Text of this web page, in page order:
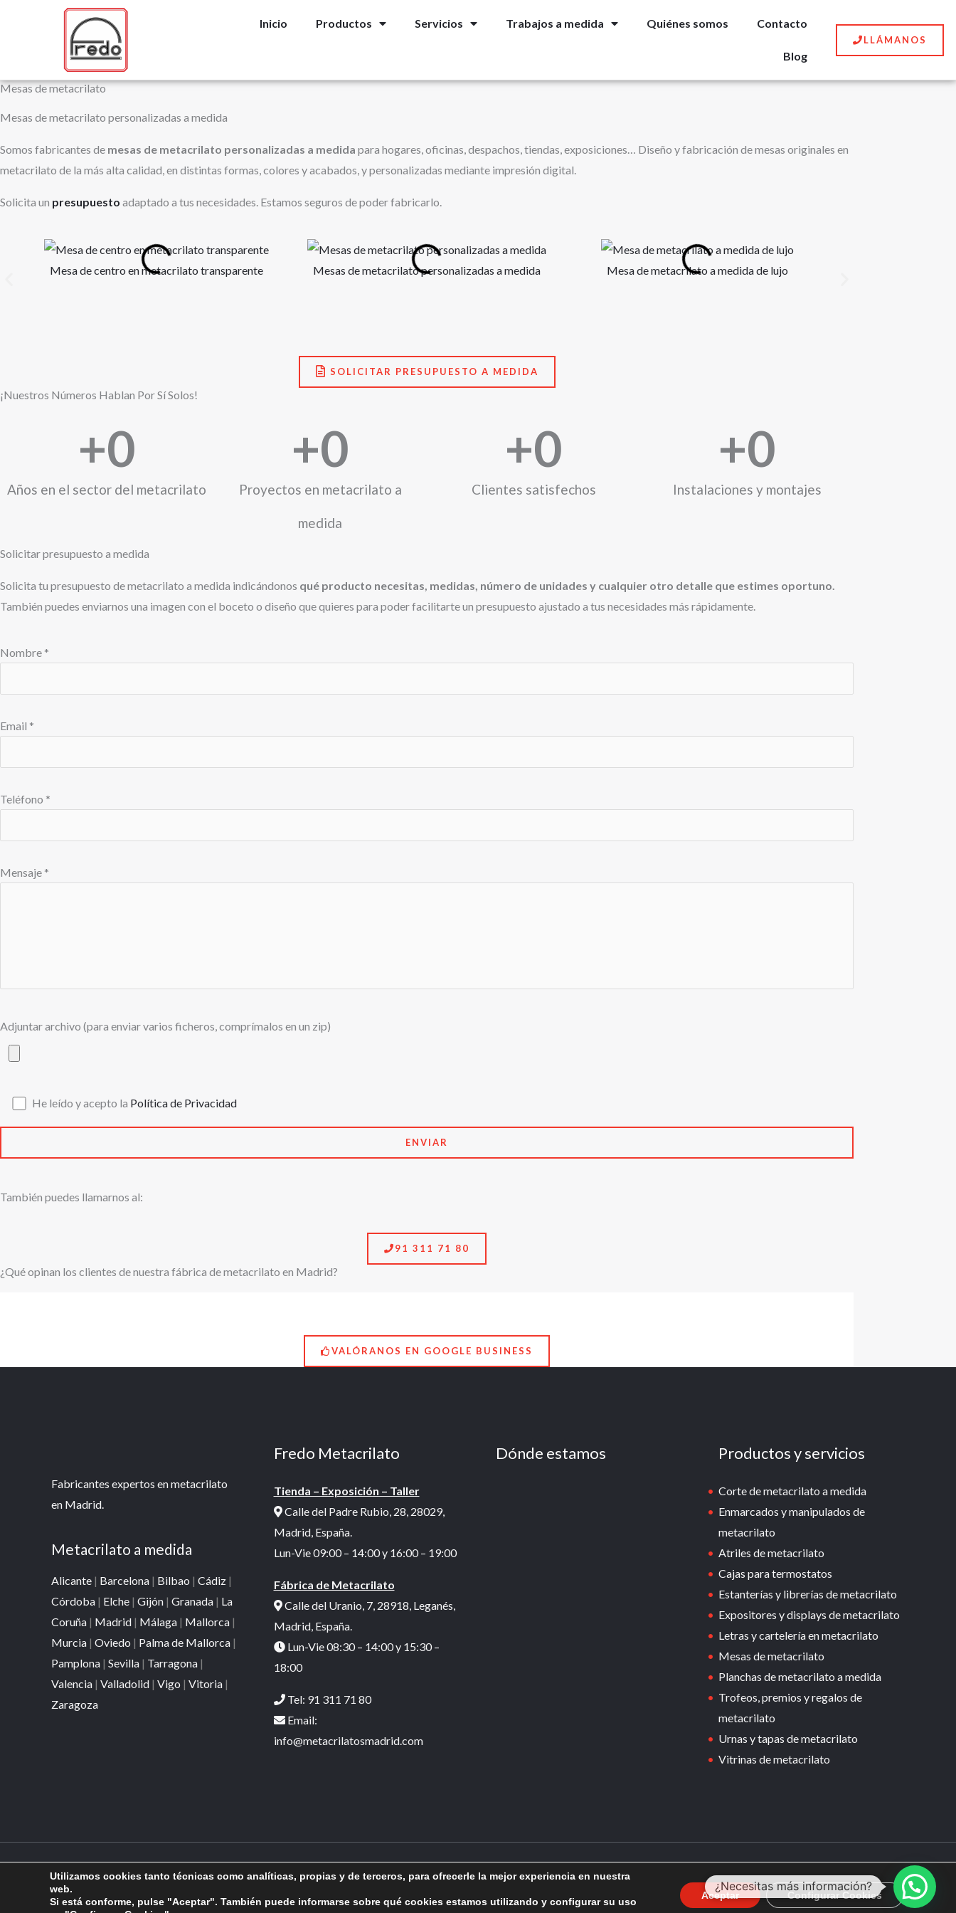
Inicio Productos Servicios Trabajos a medida Quiénes somos Contacto
Blog
LLÁMANOS
Mesas de metacrilato
Mesas de metacrilato personalizadas a medida
Somos fabricantes de mesas de metacrilato personalizadas a medida para hogares, oficinas, despachos, tiendas, exposiciones… Diseño y fabricación de mesas originales en
metacrilato de la más alta calidad, en distintas formas, colores y acabados, y personalizadas mediante impresión digital.
Solicita un presupuesto adaptado a tus necesidades. Estamos seguros de poder fabricarlo.
Mesa de centro en metacrilato transparente Mesas de metacrilato personalizadas a medida Mesa de metacrilato a medida de lujo
SOLICITAR PRESUPUESTO A MEDIDA
¡Nuestros Números Hablan Por Sí Solos!
Años en el sector del metacrilato
+0
Proyectos en metacrilato a
medida
+0
Clientes satisfechos
+0
Instalaciones y montajes
+0
Solicitar presupuesto a medida
Solicita tu presupuesto de metacrilato a medida indicándonos qué producto necesitas, medidas, número de unidades y cualquier otro detalle que estimes oportuno.
También puedes enviarnos una imagen con el boceto o diseño que quieres para poder facilitarte un presupuesto ajustado a tus necesidades más rápidamente.
Nombre *
Email *
Teléfono *
Mensaje *
Adjuntar archivo (para enviar varios ficheros, comprímalos en un zip)
He leído y acepto la Política de Privacidad
También puedes llamarnos al:
91 311 71 80
¿Qué opinan los clientes de nuestra fábrica de metacrilato en Madrid?
VALÓRANOS EN GOOGLE BUSINESS
Fabricantes expertos en metacrilato
en Madrid.
Metacrilato a medida
Alicante | Barcelona | Bilbao | Cádiz |
Córdoba | Elche | Gijón | Granada | La
Coruña | Madrid | Málaga | Mallorca |
Murcia | Oviedo | Palma de Mallorca |
Pamplona | Sevilla | Tarragona |
Valencia | Valladolid | Vigo | Vitoria |
Zaragoza
Fredo Metacrilato
Tienda – Exposición – Taller
Calle del Padre Rubio, 28, 28029,
Madrid, España.
Lun-Vie 09:00 – 14:00 y 16:00 – 19:00
Fábrica de Metacrilato
Calle del Uranio, 7, 28918, Leganés,
Madrid, España.
Lun-Vie 08:30 – 14:00 y 15:30 –
18:00
Tel: 91 311 71 80
Email:
info@metacrilatosmadrid.com
Dónde estamos Productos y servicios
Corte de metacrilato a medida
Enmarcados y manipulados de
metacrilato
Atriles de metacrilato
Cajas para termostatos
Estanterías y librerías de metacrilato
Expositores y displays de metacrilato
Letras y cartelería en metacrilato
Mesas de metacrilato
Planchas de metacrilato a medida
Trofeos, premios y regalos de
metacrilato
Urnas y tapas de metacrilato
Vitrinas de metacrilato
Copyright © 2026 Fredo Metacrilato Madrid Aviso legal–Política de privacidad–Política de cookies Design bySismit
Utilizamos cookies tanto técnicas como analíticas, propias y de terceros, para ofrecerle la mejor experiencia en nuestra
web.
Si está conforme, pulse "Aceptar". También puede informarse sobre qué cookies estamos utilizando y configurar su uso
Aceptar Configurar Cookies
¿Necesitas más información?